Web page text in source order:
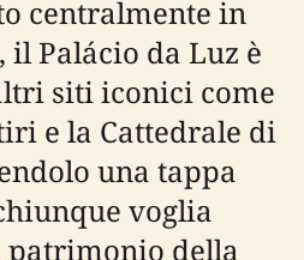
centralmente in
il Palácio da Luz è
siti iconici come
e la Cattedrale di
una tappa
voglia
della